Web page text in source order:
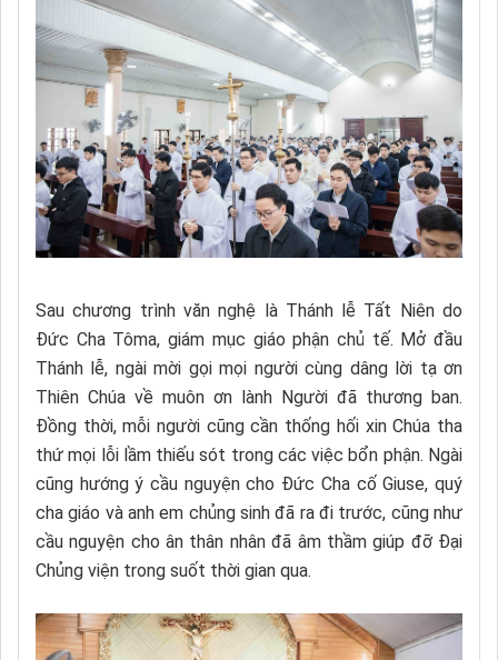
Sau chương trình văn nghệ là Thánh lễ Tất Niên do
Đức Cha Tôma, giám mục giáo phận chủ tế. Mở đầu
Thánh lễ, ngài mời gọi mọi người cùng dâng lời tạ ơn
Thiên Chúa về muôn ơn lành Người đã thương ban.
Đồng thời, mỗi người cũng cần thống hối xin Chúa tha
thứ mọi lỗi lầm thiếu sót trong các việc bổn phận. Ngài
cũng hướng ý cầu nguyện cho Đức Cha cố Giuse, quý
cha giáo và anh em chủng sinh đã ra đi trước, cũng như
cầu nguyện cho ân thân nhân đã âm thầm giúp đỡ Đại
Chủng viện trong suốt thời gian qua.